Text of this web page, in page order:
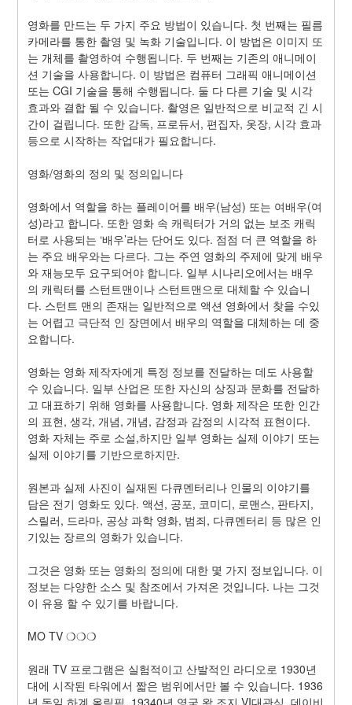
영화를 만드는 두 가지 주요 방법이 있습니다. 첫 번째는 필름
카메라를 통한 촬영 및 녹화 기술입니다. 이 방법은 이미지 또
는 개체를 촬영하여 수행됩니다. 두 번째는 기존의 애니메이
션 기술을 사용합니다. 이 방법은 컴퓨터 그래픽 애니메이션
또는 CGI 기술을 통해 수행됩니다. 둘 다 다른 기술 및 시각
효과와 결합 될 수 있습니다. 촬영은 일반적으로 비교적 긴 시
간이 걸립니다. 또한 감독, 프로듀서, 편집자, 옷장, 시각 효과
등으로 시작하는 작업대가 필요합니다.
영화/영화의 정의 및 정의입니다
영화에서 역할을 하는 플레이어를 배우(남성) 또는 여배우(여
성)라고 합니다. 또한 영화 속 캐릭터가 거의 없는 보조 캐릭
터로 사용되는 ‘배우’라는 단어도 있다. 점점 더 큰 역할을 하
는 주요 배우와는 다르다. 그는 주연 영화의 주제에 맞게 배우
와 재능모두 요구되어야 합니다. 일부 시나리오에서는 배우
의 캐릭터를 스턴트맨이나 스턴트맨으로 대체할 수 있습니
다. 스턴트 맨의 존재는 일반적으로 액션 영화에서 찾을 수있
는 어렵고 극단적 인 장면에서 배우의 역할을 대체하는 데 중
요합니다.
영화는 영화 제작자에게 특정 정보를 전달하는 데도 사용할
수 있습니다. 일부 산업은 또한 자신의 상징과 문화를 전달하
고 대표하기 위해 영화를 사용합니다. 영화 제작은 또한 인간
의 표현, 생각, 개념, 개념, 감정과 감정의 시각적 표현이다.
영화 자체는 주로 소설,하지만 일부 영화는 실제 이야기 또는
실제 이야기를 기반으로하지만.
원본과 실제 사진이 실재된 다큐멘터리나 인물의 이야기를
담은 전기 영화도 있다. 액션, 공포, 코미디, 로맨스, 판타지,
스릴러, 드라마, 공상 과학 영화, 범죄, 다큐멘터리 등 많은 인
기있는 장르의 영화가 있습니다.
그것은 영화 또는 영화의 정의에 대한 몇 가지 정보입니다. 이
정보는 다양한 소스 및 참조에서 가져온 것입니다. 나는 그것
이 유용 할 수 있기를 바랍니다.
MO TV ❍❍❍
원래 TV 프로그램은 실험적이고 산발적인 라디오로 1930년
대에 시작된 타워에서 짧은 범위에서만 볼 수 있습니다. 1936
년 독일 하계 올림픽, 19340년 영국 왕 조지 VI대관식, 데이비